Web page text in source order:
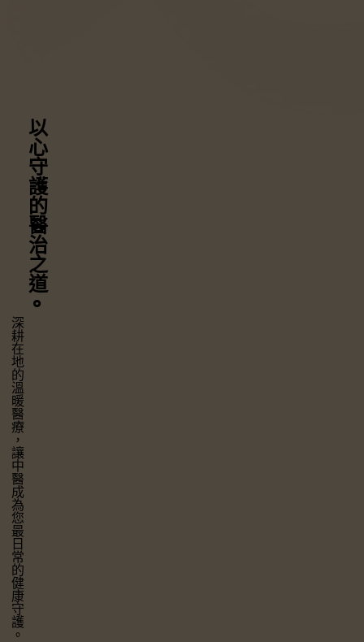
以心守護
的醫治之道
⚬
深耕在地的溫暖醫療，
讓中醫成為您最日常的健康守護。